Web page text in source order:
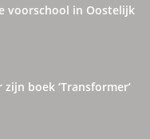
voorschool in Oostelijk
boek ‘Transformer’